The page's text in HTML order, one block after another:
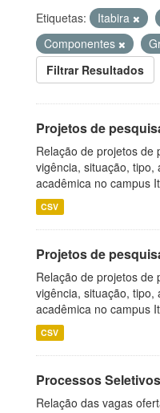
Etiquetas: Itabira
Componentes
Filtrar Resultados
Projetos de
Relação de projetos de
vigência, situação,
acadêmica no campus
CSV
Projetos de
Relação de projetos de
vigência, situação,
acadêmica no campus
CSV
Processos Seletivos
Relação das vagas